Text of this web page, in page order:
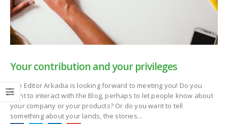
Your contribution and your privileges
The Editor Arkadia is looking forward to meeting you! Do you
want to interact with the Blog, perhaps to let people know about
your company or your products? Or do you want to tell
something about your lands, the stories...